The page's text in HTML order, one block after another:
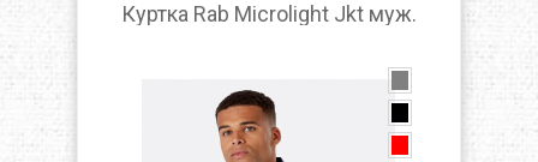
Куртка Rab Microlight Jkt муж.